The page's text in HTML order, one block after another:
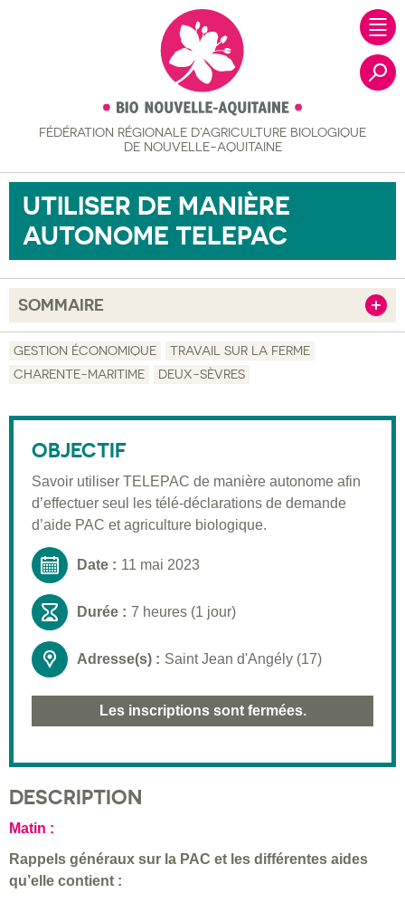
FÉDÉRATION RÉGIONALE D’AGRICULTURE BIOLOGIQUE
DE NOUVELLE-AQUITAINE
UTILISER DE MANIÈRE
AUTONOME TELEPAC
SOMMAIRE
Description
Public visé
Pré-requis
Validation
Moyens pédagogiques
Informations pratiques
GESTION ÉCONOMIQUE
TRAVAIL SUR LA FERME
CHARENTE-MARITIME
DEUX-SÈVRES
OBJECTIF
Savoir utiliser TELEPAC de manière autonome afin
d’effectuer seul les télé-déclarations de demande
d’aide PAC et agriculture biologique.
Date : 11 mai 2023
Durée : 7 heures (1 jour)
Adresse(s) : Saint Jean d'Angély (17)
Les inscriptions sont fermées.
DESCRIPTION
Matin :
Rappels généraux sur la PAC et les différentes aides
qu’elle contient :